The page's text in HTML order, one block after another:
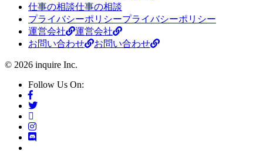
仕事の相談仕事の相談
プライバシーポリシープライバシーポリシー
運営会社
運営会社
お問い合わせ
お問い合わせ
© 2026 inquire Inc.
Follow Us On: